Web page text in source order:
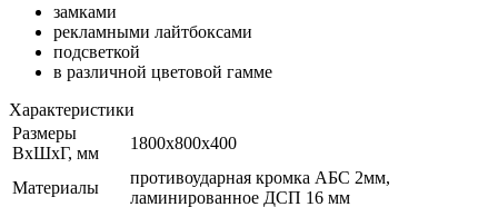
замками
рекламными лайтбоксами
подсветкой
в различной цветовой гамме
Характеристики
Размеры
ВхШхГ, мм
1800x800х400
Материалы
противоударная кромка АБС 2мм,
ламинированное ДСП 16 мм